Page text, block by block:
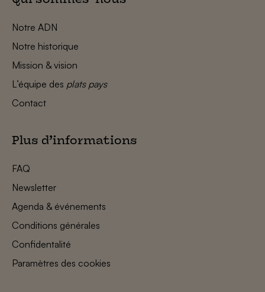
Notre ADN
Notre historique
Mission & vision
L’équipe des plats pays
Contact
Plus d’informations
FAQ
Newsletter
Agenda & événements
Conditions générales
Confidentalité
Paramètres des cookies